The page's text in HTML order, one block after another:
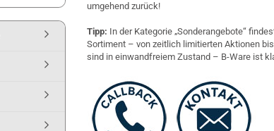
umgehend zurück!
Tipp: In der Kategorie „Sonderangebote“
Sortiment – von zeitlich limitierten Aktionen
sind in einwandfreiem Zustand – B-Ware ist